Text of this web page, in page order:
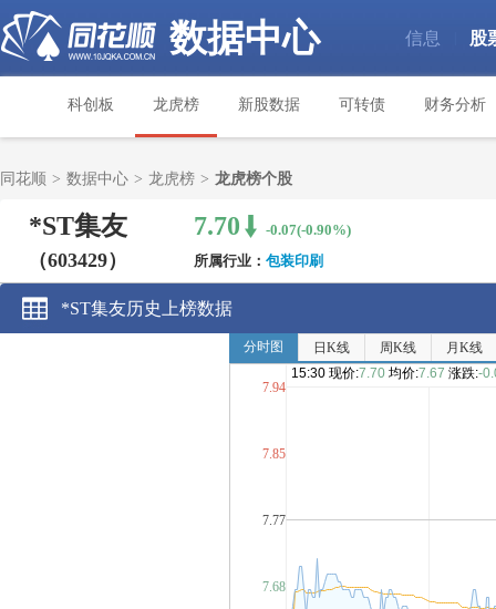
数据中心 信息 股
科创板 龙虎榜 新股数据 可转债 财务分析
同花顺 > 数据中心 > 龙虎榜 > 龙虎榜个股
*ST集友
（603429）
7.70
-0.07(-0.90%)
所属行业： 包装印刷
*ST集友历史上榜数据